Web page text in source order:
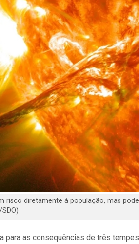
risco diretamente à população, mas
para as consequências de três